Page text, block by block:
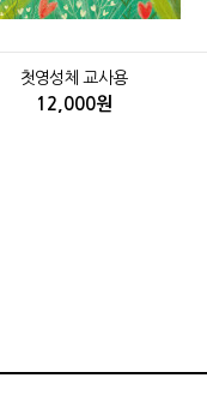
첫영성체 교사용
12,000원